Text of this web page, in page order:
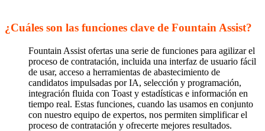
¿Cuáles son las funciones clave de Fountain Assist?
Fountain Assist ofertas una serie de funciones para agilizar el
proceso de contratación, incluida una interfaz de usuario fácil
de usar, acceso a herramientas de abastecimiento de
candidatos impulsadas por IA, selección y programación,
integración fluida con Toast y estadísticas e información en
tiempo real. Estas funciones, cuando las usamos en conjunto
con nuestro equipo de expertos, nos permiten simplificar el
proceso de contratación y ofrecerte mejores resultados.